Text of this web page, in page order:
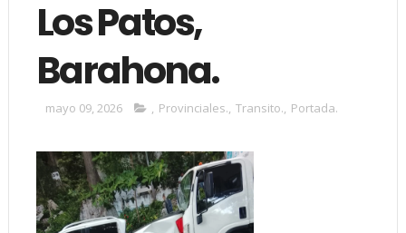
Los Patos,
Barahona.
mayo 09, 2026 , Provinciales., Transito., Portada.